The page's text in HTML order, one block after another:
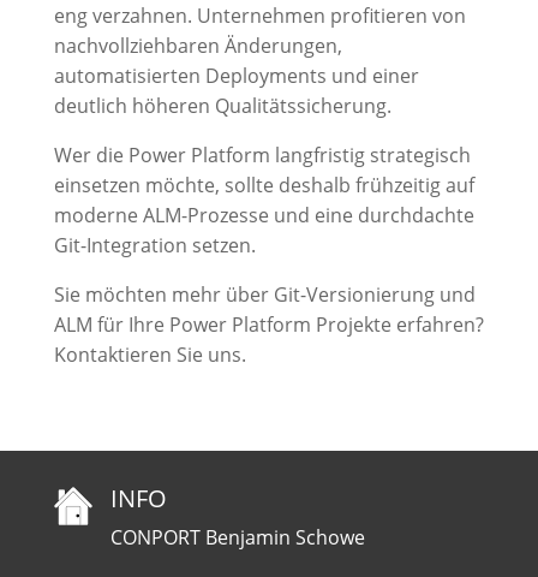
eng verzahnen. Unternehmen profitieren von
nachvollziehbaren Änderungen,
automatisierten Deployments und einer
deutlich höheren Qualitätssicherung.
Wer die Power Platform langfristig strategisch
einsetzen möchte, sollte deshalb frühzeitig auf
moderne ALM-Prozesse und eine durchdachte
Git-Integration setzen.
Sie möchten mehr über Git-Versionierung und
ALM für Ihre Power Platform Projekte erfahren?
Kontaktieren Sie uns.
INFO
CONPORT Benjamin Schowe